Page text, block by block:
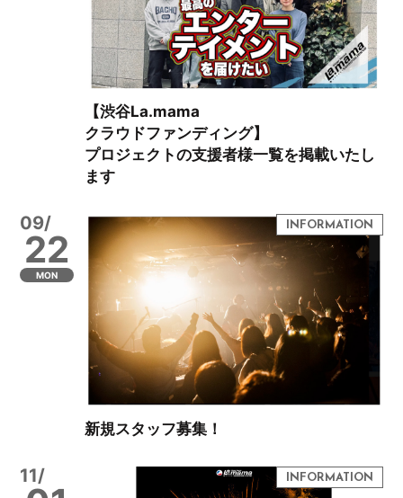
【渋谷La.mama
クラウドファンディング】
プロジェクトの支援者様一覧を掲載いたし
ます
09/
22
MON
新規スタッフ募集！
11/